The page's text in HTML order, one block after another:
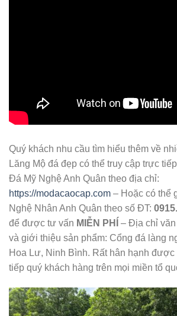
Quý khách nhu cầu tìm hiểu thêm về
Lăng Mộ đá đẹp có thể truy cập trực
Đá Mỹ Nghệ Anh Quân theo địa chỉ:
https://modacaocap.com – Hoặc có thể
Nghệ Nhân Anh Quân theo số ĐT:
để được tư vấn MIỄN PHÍ
– Địa chỉ
và giới thiệu sản phẩm: Cổng đá làng
Hoa Lư, Ninh Bình. Rất hân hạnh được
tiếp quý khách hàng trên mọi miền tổ